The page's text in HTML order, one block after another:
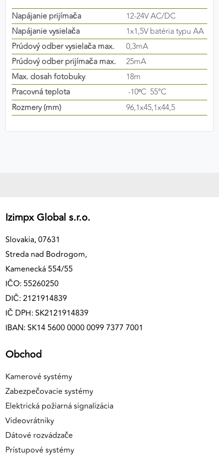
Napájanie prijímača
12-24V AC/DC
Napájanie vysielača
1x1,5V batéria typu AA
Prúdový odber vysielača max.
0,3mA
Prúdový odber prijímača max.
25mA
Max. dosah fotobuky
18m
Pracovná teplota
-10°C 55°C
Rozmery (mm)
96,1x45,1x44,5
Izimpx Global s.r.o.
Slovakia, 07631
Streda nad Bodrogom,
Kamenecká 554/55
IČO: 55260250
DIČ: 2121914839
IČ DPH: SK2121914839
IBAN: SK14 5600 0000 0099 7377 7001
Obchod
Kamerové systémy
Zabezpečovacie systémy
Elektrická požiarná signalizácia
Videovrátniky
Dátové rozvádzače
Prístupové systémy
výkon a funkčnosť našich stránok.
Google Analytics
Poskytovateľ: Google
MARKETINGOVÉ COOKIES
Marketingové cookies sa používajú na sledovanie
správania používateľov naprieč webovými
stránkami. Umožňujú nám a našim partnerom